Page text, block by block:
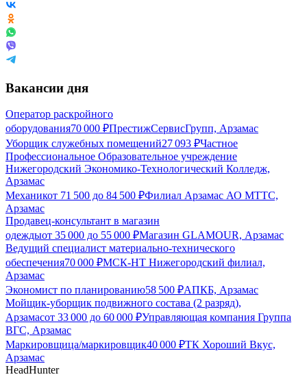
Вакансии дня
Оператор раскройного
оборудования70 000 ₽ПрестижСервисГрупп, Арзамас
Уборщик служебных помещений27 093 ₽Частное
Профессиональное Образовательное учреждение
Нижегородский Экономико-Технологический Колледж,
Арзамас
Механикот 71 500 до 84 500 ₽Филиал Арзамас АО МТТС,
Арзамас
Продавец-консультант в магазин
одеждыот 35 000 до 55 000 ₽Магазин GLAMOUR, Арзамас
Ведущий специалист материально-технического
обеспечения70 000 ₽МСК-НТ Нижегородский филиал,
Арзамас
Экономист по планированию58 500 ₽АПКБ, Арзамас
Мойщик-уборщик подвижного состава (2 разряд),
Арзамасот 33 000 до 60 000 ₽Управляющая компания Группа
ВГС, Арзамас
Маркировщица/маркировщик40 000 ₽ТК Хороший Вкус,
Арзамас
HeadHunter